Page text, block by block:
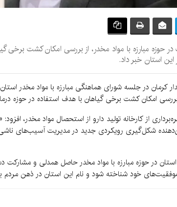
در حوزه مبارزه با مواد مخدر، از بررسی امکان کشت
این استان خبر داد.
کرمان در جلسه شورای هماهنگی مبارزه با مواد مخدر
امکان کشت برخی گیاهان با هدف استفاده در حوزه
از کارخانه تولید دارو از استحصال مواد مخدر،
شکل‌گیری رویکردی جدید در مدیریت آسیب‌های
استان در حوزه مبارزه با مواد مخدر حاصل همدلی و
خود شناخته شود و نام این استان در ذهن مردم